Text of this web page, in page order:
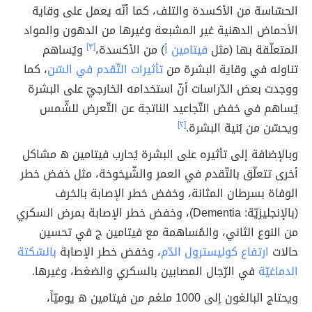
الحسّاسة من الأكسدة والتلف، كما أنّه يعمل على وقاية
الأحماض الدهنية غير المشبعة وغيرها من الدهون والمواد
المتعلّقة بها (مثل فيتامين أ) من الأكسدة،[٣]
ويُساهم
تناوله في وقاية البشرة منتأثيرات التّقدم في السّن، كما
ووجدت بعض الدّراسات أنّ استخدامه الخارجيّ على البشرة
يُساهم في خفض التّجاعيد الناتجة عن التّعرض للشّمس
ويحسّن من بُنية البشرة.[٢]
وبالإضافة إلى تأثيره على البشرة يُحارب فيتامين ھ مشاكل
أخرى تتعلّق بالتّقدم في العمر والشّيخوخة، مثل خفض خطر
الوفاة بسرطان المثانة، وخفض خطر الإصابة بالخرف
(بالإنجليزيّة: Dementia)، وخفض خطر الإصابة بمرض السكري
من النوع الثاني، والمُساهمة مع فيتامين ج في تحسين
حالات ارتفاع كوليسترول الدّم، وخفض خطر الإصابة بالسّكتة
الدماغيّة في الرّجال المصابين بالسكري والضغط، وغيرها.
ويحتاج البالغون إلى 1000 ملغم من فيتامين ھ يوميّاً،